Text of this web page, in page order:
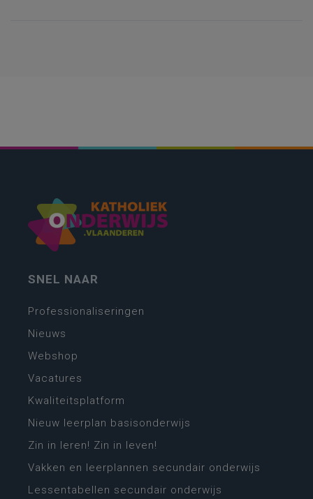
SNEL NAAR
Professionaliseringen
Nieuws
Webshop
Vacatures
Kwaliteitsplatform
Nieuw leerplan basisonderwijs
Zin in leren! Zin in leven!
Vakken en leerplannen secundair onderwijs
Lessentabellen secundair onderwijs